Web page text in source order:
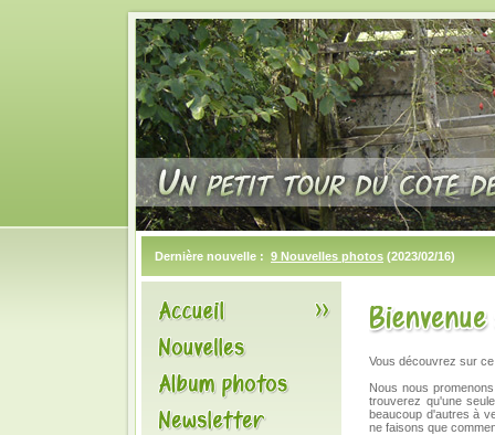
Dernière nouvelle : 9 Nouvelles photos (2023/02/16)
Vous découvrez sur
Nous nous
trouverez qu'une
beaucoup d'autres à
ne faisons que